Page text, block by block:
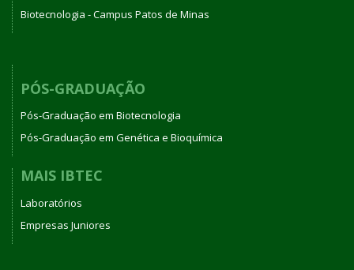
Biotecnologia - Campus Patos de Minas
PÓS-GRADUAÇÃO
Pós-Graduação em Biotecnologia
Pós-Graduação em Genética e Bioquímica
MAIS IBTEC
Laboratórios
Empresas Juniores